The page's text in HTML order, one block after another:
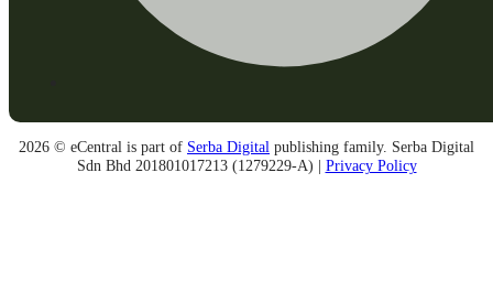
2026 © eCentral is part of Serba Digital publishing family. Serba Digital
Sdn Bhd 201801017213 (1279229-A) | Privacy Policy